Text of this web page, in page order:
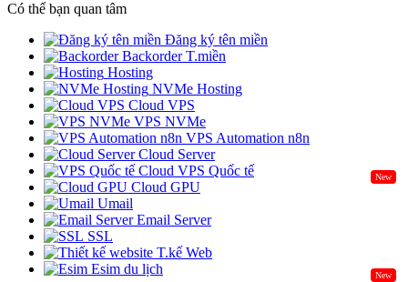
Có thể bạn quan tâm
Đăng ký tên miền
Backorder T.miền
Hosting
NVMe Hosting
Cloud VPS
VPS NVMe
VPS Automation n8n
Cloud Server
Cloud VPS Quốc tế
New
Cloud GPU
Umail
Email Server
SSL
T.kế Web
Esim du lịch
New